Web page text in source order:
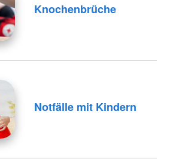
Knochenbrüche
Notfälle mit Kindern